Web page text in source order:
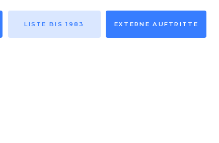
LISTE BIS 1983 EXTERNE AUFTRITTE